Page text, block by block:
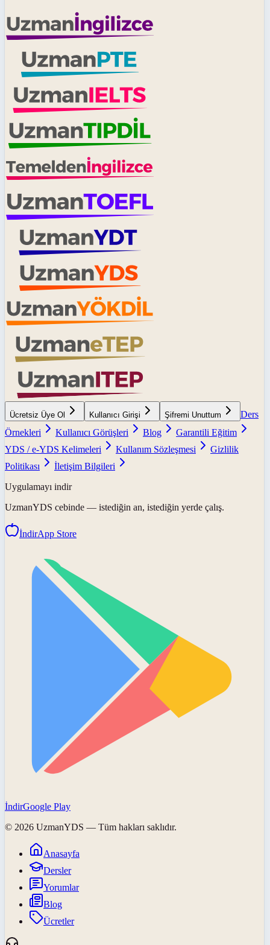
Ücretsiz Üye Ol Kullanıcı Girişi Şifremi Unuttum
Ders
Örnekleri
Kullanıcı Görüşleri Blog
Garantili Eğitim
YDS / e-YDS Kelimeleri
Kullanım Sözleşmesi
Gizlilik
Politikası
İletişim Bilgileri
Uygulamayı indir
UzmanYDS cebinde — istediğin an, istediğin yerde çalış.
İndirApp Store
İndirGoogle Play
© 2026 UzmanYDS — Tüm hakları saklıdır.
Anasayfa
Dersler
Yorumlar
Blog
Ücretler